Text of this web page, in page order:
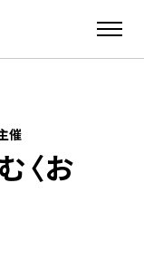
催
〈お